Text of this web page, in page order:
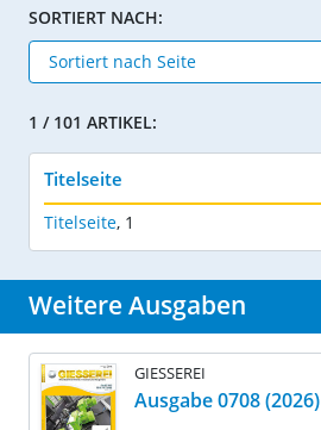
SORTIERT NACH:
1 / 101 ARTIKEL:
Titelseite
Titelseite, 1
Weitere Ausgaben
GIESSEREI
Ausgabe 0708 (2026)